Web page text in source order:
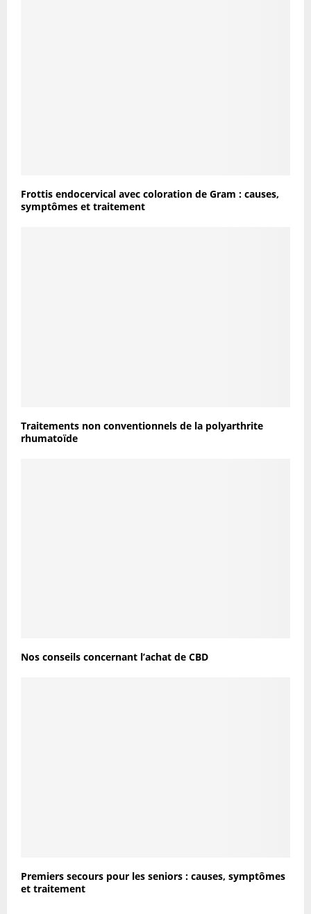
Frottis endocervical avec coloration de Gram : causes,
symptômes et traitement
Traitements non conventionnels de la polyarthrite
rhumatoïde
Nos conseils concernant l’achat de CBD
Premiers secours pour les seniors : causes, symptômes
et traitement